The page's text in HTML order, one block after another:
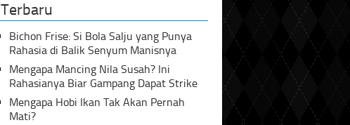
Terbaru
Bichon Frise: Si Bola Salju yang Punya
Rahasia di Balik Senyum Manisnya
Mengapa Mancing Nila Susah? Ini
Rahasianya Biar Gampang Dapat Strike
Mengapa Hobi Ikan Tak Akan Pernah
Mati?